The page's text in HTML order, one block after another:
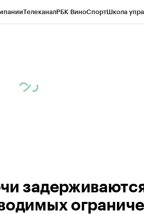
ТелеканалРБК ВиноСпортШкола